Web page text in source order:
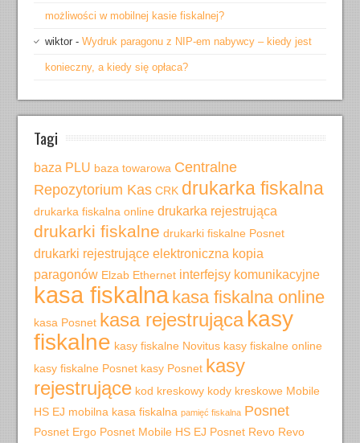
możliwości w mobilnej kasie fiskalnej?
wiktor -Wydruk paragonu z NIP-em nabywcy – kiedy jest
konieczny, a kiedy się opłaca?
Tagi
baza PLU baza towarowa Centralne
Repozytorium Kas CRK drukarka fiskalna
drukarka fiskalna online drukarka rejestrująca
drukarki fiskalne drukarki fiskalne Posnet
drukarki rejestrujące elektroniczna kopia
paragonów Elzab Ethernet interfejsy komunikacyjne
kasa fiskalna kasa fiskalna online
kasa Posnet kasa rejestrująca kasy
fiskalne kasy fiskalne Novitus kasy fiskalne online
kasy fiskalne Posnet kasy Posnet kasy
rejestrujące kod kreskowy kody kreskowe Mobile
HS EJ mobilna kasa fiskalna pamięć fiskalna Posnet
Posnet Ergo Posnet Mobile HS EJ Posnet Revo Revo